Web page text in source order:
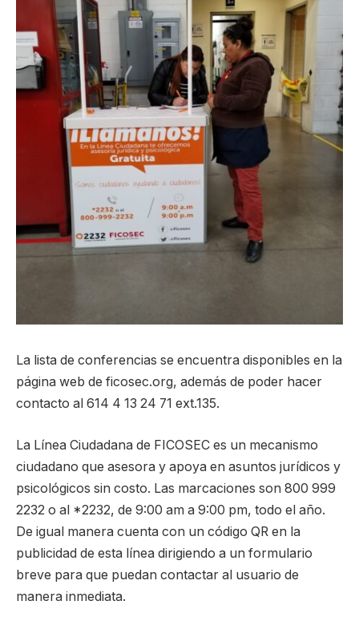
La lista de conferencias se encuentra disponibles en la
página web de ficosec.org, además de poder hacer
contacto al 614 4 13 24 71 ext.135.
La Línea Ciudadana de FICOSEC es un mecanismo
ciudadano que asesora y apoya en asuntos jurídicos y
psicológicos sin costo. Las marcaciones son 800 999
2232 o al *2232, de 9:00 am a 9:00 pm, todo el año.
De igual manera cuenta con un código QR en la
publicidad de esta línea dirigiendo a un formulario
breve para que puedan contactar al usuario de
manera inmediata.